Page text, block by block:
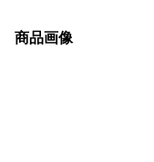
商品画像